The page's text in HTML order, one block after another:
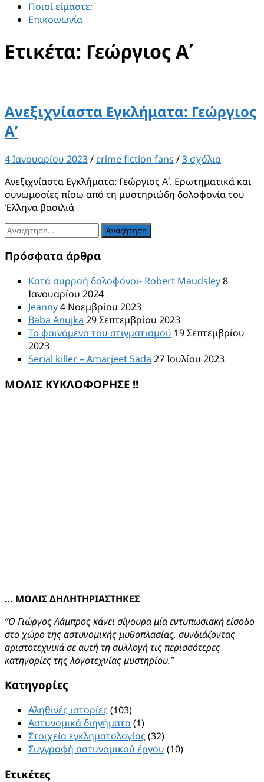
Ποιοί είμαστε;
Επικοινωνία
Ετικέτα: Γεώργιος Αʹ
Ανεξιχνίαστα Εγκλήματα: Γεώργιος
Α’
4 Ιανουαρίου 2023/ crime fiction fans /3 σχόλια
Ανεξιχνίαστα Εγκλήματα: Γεώργιος Αʹ. Ερωτηματικά και
συνωμοσίες πίσω από τη μυστηριώδη δολοφονία του
Έλληνα βασιλιά
Αναζήτηση
για:
Πρόσφατα άρθρα
Κατά συρροή δολοφόνοι- Robert Maudsley8
Ιανουαρίου 2024
Jeanny4 Νοεμβρίου 2023
Baba Anujka 29 Σεπτεμβρίου 2023
Το φαινόμενο του στιγματισμού 19 Σεπτεμβρίου
2023
Serial killer – Amarjeet Sada 27 Ιουλίου 2023
ΜΟΛΙΣ ΚΥΚΛΟΦΟΡΗΣΕ !!
… ΜΟΛΙΣ ΔΗΛΗΤΗΡΙΑΣΤΗΚΕΣ
“Ο Γιώργος Λάμπρος κάνει σίγουρα μία εντυπωσιακή είσοδο
στο χώρο της αστυνομικής μυθοπλασίας, συνδιάζοντας
αριστοτεχνικά σε αυτή τη συλλογή τις περισσότερες
κατηγορίες της λογοτεχνίας μυστηρίου.”
Kατηγορίες
Αληθινές ιστορίες (103)
Αστυνομικά διηγήματα(1)
Στοιχεία εγκληματολογίας (32)
Συγγραφή αστυνομικού έργου (10)
Ετικέτες